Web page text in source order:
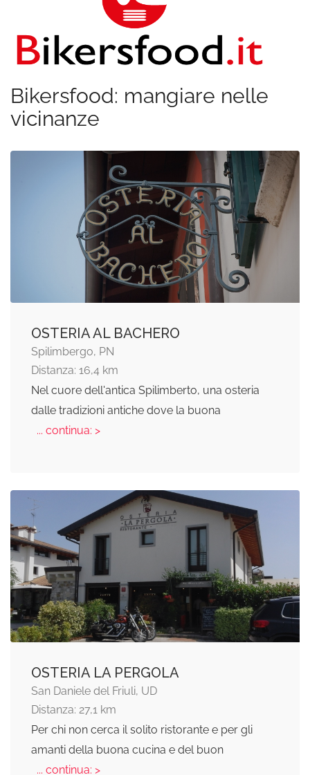
Bikersfood: mangiare nelle
vicinanze
OSTERIA AL BACHERO
Spilimbergo, PN
Distanza: 16,4 km
Nel cuore dell'antica Spilimberto, una osteria
dalle tradizioni antiche dove la buona
... continua: >
OSTERIA LA PERGOLA
San Daniele del Friuli, UD
Distanza: 27,1 km
Per chi non cerca il solito ristorante e per gli
amanti della buona cucina e del buon
... continua: >